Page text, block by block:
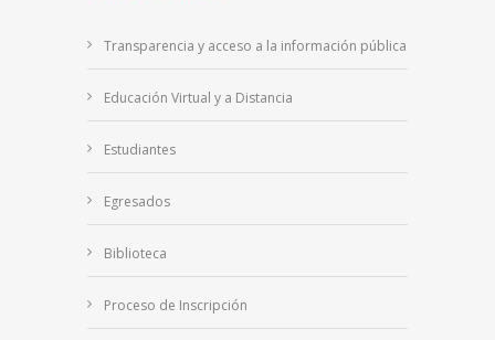
Transparencia y acceso a la información pública
Educación Virtual y a Distancia
Estudiantes
Egresados
Biblioteca
Proceso de Inscripción